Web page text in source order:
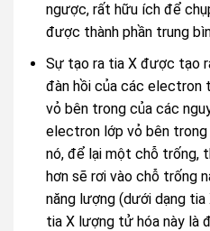
ngược, rất hữu ích để
được thành phần trung
Sự tạo ra tia X được tạo
đàn hồi của các
vỏ bên trong của các
electron lớp vỏ bên trong
nó, để lại một chỗ trống,
hơn sẽ rơi vào chỗ trống
năng lượng (dưới dạng tia
tia X lượng tử hóa này là